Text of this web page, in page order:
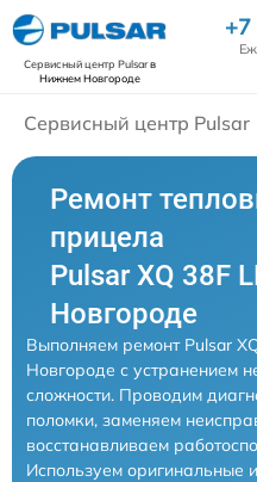
Сервисный центр Pulsarв
Нижнем Новгороде
Сервисный центр Pulsar
Ремонт
прицела
Pulsar XQ 38F
Новгороде
Выполняем ремонт Pulsar
Новгороде с устранением
сложности. Проводим
поломки, заменяем
восстанавливаем
Используем оригинальные